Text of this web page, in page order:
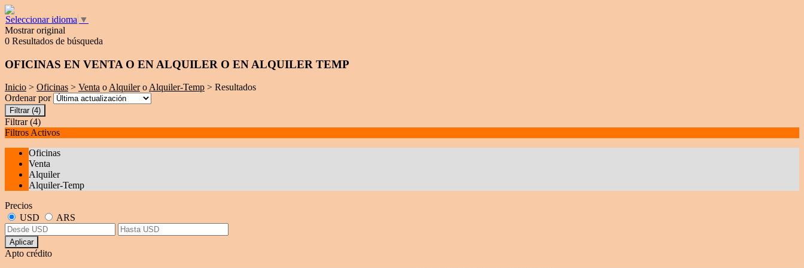
Seleccionar idioma ▼
Mostrar original
0 Resultados de búsqueda
OFICINAS EN VENTA O EN ALQUILER O EN ALQUILER TEMP
Inicio > Oficinas > Venta oAlquileroAlquiler-Temp > Resultados
Ordenar por
Filtrar (4)
Filtrar (4)
Filtros Activos
Oficinas
Venta
Alquiler
Alquiler-Temp
Precios
USD
ARS
Aplicar
Apto crédito